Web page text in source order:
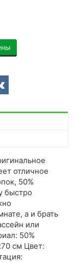
отличное
50%
быстро
а и брать
или
50%
см Цвет: